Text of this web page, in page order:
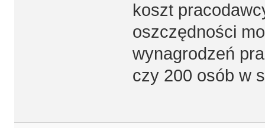
koszt
oszczędności
wynagrodzeń
czy 200 osób w